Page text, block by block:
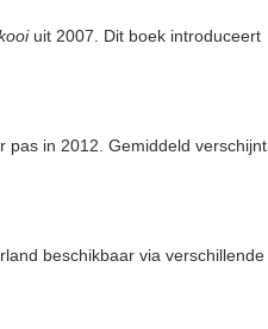
uit 2007. Dit boek introduceert
pas in 2012. Gemiddeld verschijnt
beschikbaar via verschillende